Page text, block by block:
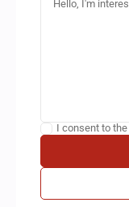
I consent to the